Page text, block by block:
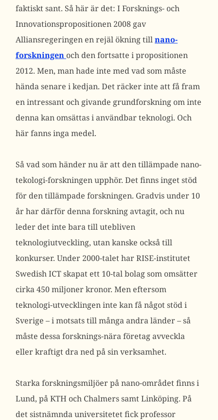
faktiskt sant. Så här är det: I Forsknings- och
Innovationspropositionen 2008 gav
Alliansregeringen en rejäl ökning tillnano-
forskningen och den fortsatte i propositionen
2012. Men, man hade inte med vad som måste
hända senare i kedjan. Det räcker inte att få fram
en intressant och givande grundforskning om inte
denna kan omsättas i användbar teknologi. Och
här fanns inga medel.
Så vad som händer nu är att den tillämpade nano-
tekologi-forskningen upphör. Det finns inget stöd
för den tillämpade forskningen. Gradvis under 10
år har därför denna forskning avtagit, och nu
leder det inte bara till utebliven
teknologiutveckling, utan kanske också till
konkurser. Under 2000-talet har RISE-institutet
Swedish ICT skapat ett 10-tal bolag som omsätter
cirka 450 miljoner kronor. Men eftersom
teknologi-utvecklingen inte kan få något stöd i
Sverige – i motsats till många andra länder – så
måste dessa forsknings-nära företag avveckla
eller kraftigt dra ned på sin verksamhet.
Starka forskningsmiljöer på nano-området finns i
Lund, på KTH och Chalmers samt Linköping. På
det sistnämnda universitetet fick professor